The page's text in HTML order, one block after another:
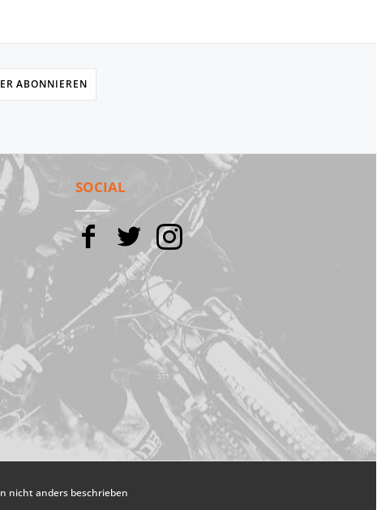
ABONNIEREN
SOCIAL
nicht anders beschrieben